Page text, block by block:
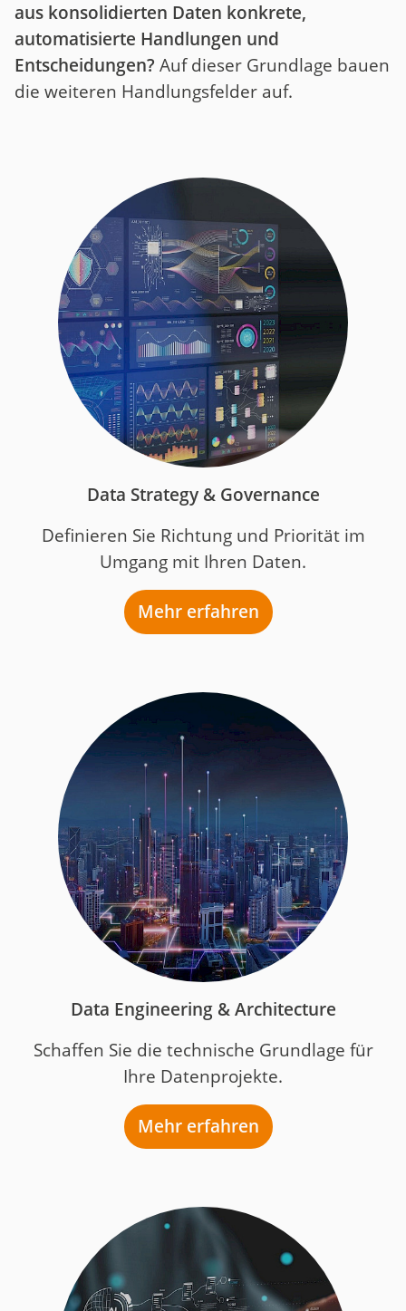
aus konsolidierten Daten konkrete,
automatisierte Handlungen und
Entscheidungen? Auf dieser Grundlage bauen
die weiteren Handlungsfelder auf.
Data Strategy & Governance
Definieren Sie Richtung und Priorität im
Umgang mit Ihren Daten.
Mehr erfahren
Data Engineering & Architecture
Schaffen Sie die technische Grundlage für
Ihre Datenprojekte.
Mehr erfahren